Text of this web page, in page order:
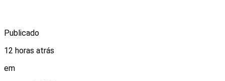
Publicado
12 horas atrás
em